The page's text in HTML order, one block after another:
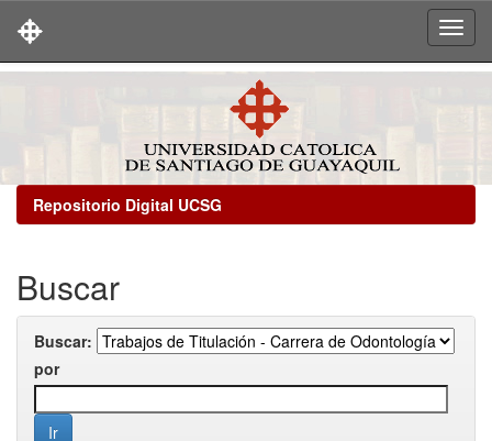
Repositorio Digital UCSG
Buscar
Buscar:
por